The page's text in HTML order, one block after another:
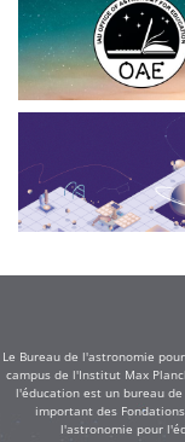
Le Bureau de l'astronomie
campus de l'Institut Max
l'éducation est un bureau
important des
l'astronomie pour